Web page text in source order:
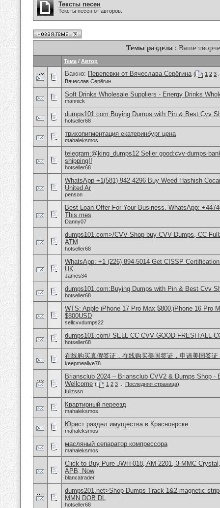
Тексты песен
Тексты песен от авторов.
Темы раздела : Ваше
Тема / Автор
Важно: Перепевки от Вячеслава Серёгина ( 1 2 3
Вячеслав Серёгин
Soft Drinks Wholesale Suppliers - Energy Drinks
mannick
dumps101.com:Buying Dumps with Pin & Best Cvv
hotseller68
трихопигментация екатеринбург цена
mahaleksmos
telegram:@king_dumps12 Seller good:cvv-dumps-
shipping!!
hotseller68
WhatsApp +1(581) 942-4296 Buy Weed Hashish
United Ar
penson
Best Loan Offer For Your Business. WhatsApp:
This mes
Danny07
dumps101.com>/CVV Shop buy CVV Dumps, CC
ATM
hotseller68
WhatsApp: +1 (226) 894-5014​ Get CISSP
UK
James34
dumps101.com:Buying Dumps with Pin & Best Cvv
hotseller68
WTS: Apple iPhone 17 Pro Max $800,iPhone 16 Pro
$800USD
sellcvvdumps22
dumps101.com/ SELL CC CVV GOOD FRESH ALL
hotseller68
在线购买真假签证，在线购买美国签证，申请美国签证
keepmealive78
Briansclub 2024 – Briansclub CVV2 & Dumps Shop -
Wellcome ( 1 2 3 Последняя страница)
fullzssn
Квартирный переезд
mahaleksmos
Юрист раздел имущества в Красноярске
mahaleksmos
масляный сепаратор компрессора
mahaleksmos
Click to Buy Pure JWH-018, AM-2201, 3-MMC
APB, Now
blancatrader
dumps201.net>Shop Dumps Track 1&2 magnetic
MMN DOB DL
hotseller68